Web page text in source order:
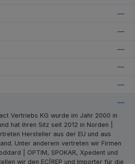
Vertriebs KG wurde im Jahr 2000 in
hat ihren Sitz seit 2012 in Norden |
Hersteller aus der EU und aus
Unter anderem vertreten wir Firmen
| OPTIM, SPOKAR, Xpedent und
wir den EC|REP und Importer für die